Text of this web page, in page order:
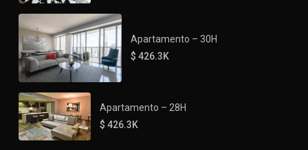
Apartamento – 30H
$ 426.3K
Apartamento – 28H
$ 426.3K